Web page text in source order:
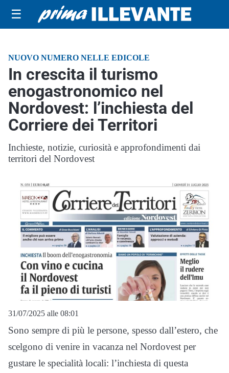
☰
NUOVO NUMERO NELLE EDICOLE
In crescita il turismo
enogastronomico nel
Nordovest: l’inchiesta del
Corriere dei Territori
Inchieste, notizie, curiosità e approfondimenti dai
territori del Nordovest
31/07/2025 alle 08:01
Sono sempre di più le persone, spesso dall’estero, che
scelgono di venire in vacanza nel Nordovest per
gustare le specialità locali: l’inchiesta di questa